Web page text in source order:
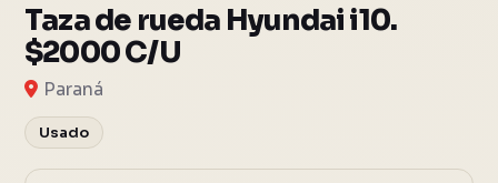
Taza de rueda Hyundai i10.
$2000 C/U
Paraná
Usado